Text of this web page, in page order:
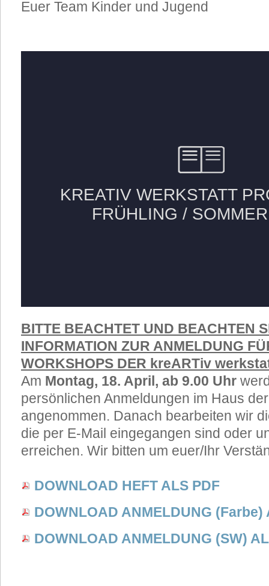
Euer Team Kinder und Jugend
BITTE BEACHTET UND BEACHTEN
INFORMATION ZUR ANMELDUNG
WORKSHOPS DER kreARTiv
Am Montag, 18. April, ab 9.00 Uhr
persönlichen Anmeldungen im Haus
angenommen. Danach bearbeiten wir
die per E-Mail eingegangen sind oder
erreichen. Wir bitten um euer/Ihr
DOWNLOAD HEFT ALS PDF
DOWNLOAD ANMELDUNG (Farbe)
DOWNLOAD ANMELDUNG (SW)